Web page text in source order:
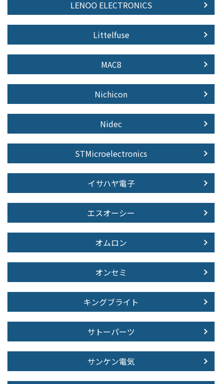
LENOO ELECTRONICS
Littelfuse
MAC8
Nichicon
Nidec
STMicroelectronics
イサハヤ電子
エスオーシー
オムロン
オンセミ
キングブライト
サトーパーツ
サンケン電気